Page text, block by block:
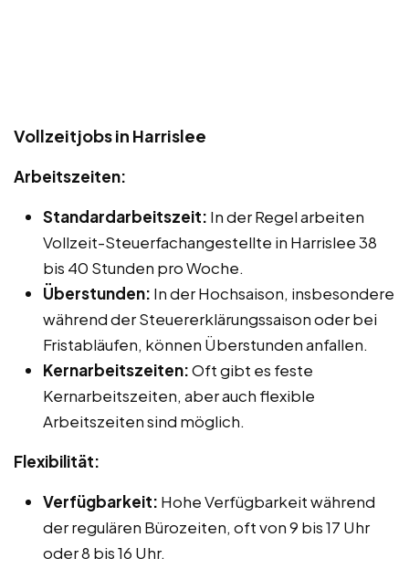
Vollzeitjobs in Harrislee
Arbeitszeiten:
Standardarbeitszeit: In der Regel arbeiten
Vollzeit-Steuerfachangestellte in Harrislee 38
bis 40 Stunden pro Woche.
Überstunden: In der Hochsaison, insbesondere
während der Steuererklärungssaison oder bei
Fristabläufen, können Überstunden anfallen.
Kernarbeitszeiten:Oft gibt es feste
Kernarbeitszeiten, aber auch flexible
Arbeitszeiten sind möglich.
Flexibilität:
Verfügbarkeit: Hohe Verfügbarkeit während
der regulären Bürozeiten, oft von 9 bis 17 Uhr
oder 8 bis 16 Uhr.